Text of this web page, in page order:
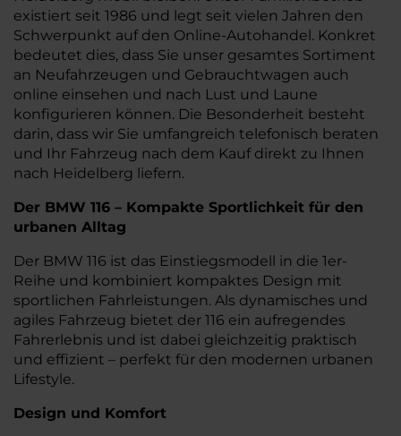
existiert seit 1986 und legt seit vielen Jahren den
Schwerpunkt auf den Online-Autohandel. Konkret
bedeutet dies, dass Sie unser gesamtes Sortiment
an Neufahrzeugen und Gebrauchtwagen auch
online einsehen und nach Lust und Laune
konfigurieren können. Die Besonderheit besteht
darin, dass wir Sie umfangreich telefonisch beraten
und Ihr Fahrzeug nach dem Kauf direkt zu Ihnen
nach Heidelberg liefern.
Der BMW 116 – Kompakte Sportlichkeit für den
urbanen Alltag
Der BMW 116 ist das Einstiegsmodell in die 1er-
Reihe und kombiniert kompaktes Design mit
sportlichen Fahrleistungen. Als dynamisches und
agiles Fahrzeug bietet der 116 ein aufregendes
Fahrerlebnis und ist dabei gleichzeitig praktisch
und effizient – perfekt für den modernen urbanen
Lifestyle.
Design und Komfort